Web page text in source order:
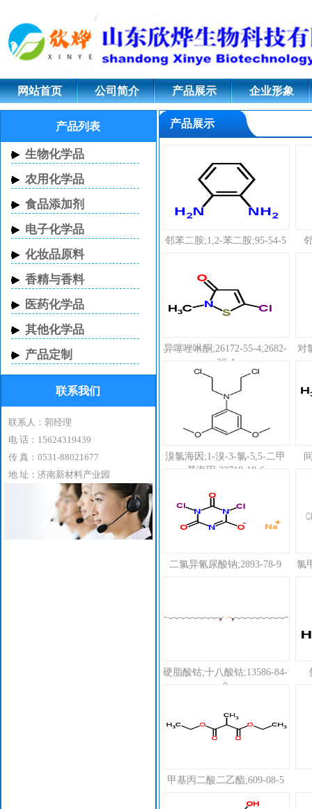
N-乙烯基吡咯烷酮,聚维酮
原药,固体甲醇钠
网站首页 公司简介 产品展示 企业形象
产品列表
生物化学品
农用化学品
食品添加剂
电子化学品
化妆品原料
香精与香料
医药化学品
其他化学品
产品定制
联系我们
联系人：郭经理
电 话：15624319439
传 真：0531-88021677
地 址：济南新材料产业园
产品展示
邻苯二胺;1,2-苯二胺;95-54-5
异噻唑啉酮;26172-55-4;2682-
20-4
对
溴氯海因;1-溴-3-氯-5,5-二甲
基海因;32718-18-6
二氯异氰尿酸钠;2893-78-9 氯
硬脂酸钴;十八酸钴;13586-84-
0
甲基丙二酸二乙酯;609-08-5